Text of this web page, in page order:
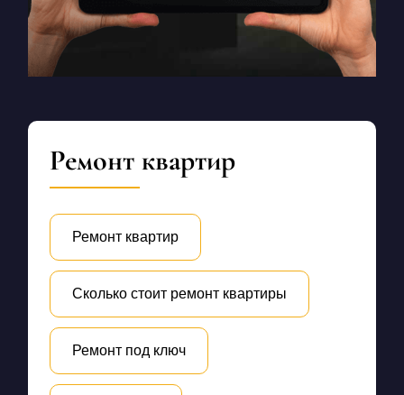
Ремонт квартир
Ремонт квартир
Сколько стоит ремонт квартиры
Ремонт под ключ